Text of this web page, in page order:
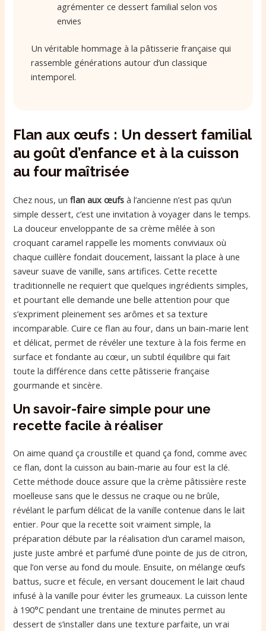
agrémenter ce dessert familial selon vos
envies
Un véritable hommage à la pâtisserie française qui
rassemble générations autour d’un classique
intemporel.
Flan aux œufs : Un dessert familial
au goût d’enfance et à la cuisson
au four maîtrisée
Chez nous, unflan aux œufs à l’ancienne n’est pas qu’un
simple dessert, c’est une invitation à voyager dans le temps.
La douceur enveloppante de sa crème mêlée à son
croquant caramel rappelle les moments conviviaux où
chaque cuillère fondait doucement, laissant la place à une
saveur suave de vanille, sans artifices. Cette recette
traditionnelle ne requiert que quelques ingrédients simples,
et pourtant elle demande une belle attention pour que
s’expriment pleinement ses arômes et sa texture
incomparable. Cuire ce flan au four, dans un bain-marie lent
et délicat, permet de révéler une texture à la fois ferme en
surface et fondante au cœur, un subtil équilibre qui fait
toute la différence dans cette pâtisserie française
gourmande et sincère.
Un savoir-faire simple pour une
recette facile à réaliser
On aime quand ça croustille et quand ça fond, comme avec
ce flan, dont la cuisson au bain-marie au four est la clé.
Cette méthode douce assure que la crème pâtissière reste
moelleuse sans que le dessus ne craque ou ne brûle,
révélant le parfum délicat de la vanille contenue dans le lait
entier. Pour que la recette soit vraiment simple, la
préparation débute par la réalisation d’un caramel maison,
juste juste ambré et parfumé d’une pointe de jus de citron,
que l’on verse au fond du moule. Ensuite, on mélange œufs
battus, sucre et fécule, en versant doucement le lait chaud
infusé à la vanille pour éviter les grumeaux. La cuisson lente
à 190°C pendant une trentaine de minutes permet au
dessert de s’installer dans une texture parfaite, un vrai